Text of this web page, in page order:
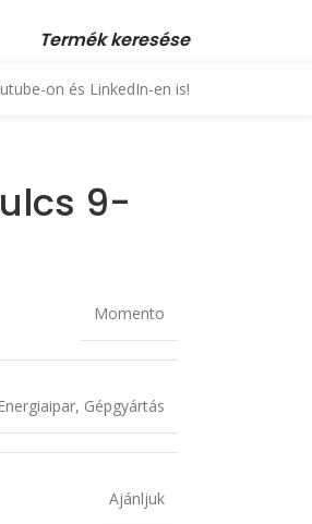
Termék keresése
on és LinkedIn-en is!
9-
Momento
, Gépgyártás
Ajánljuk